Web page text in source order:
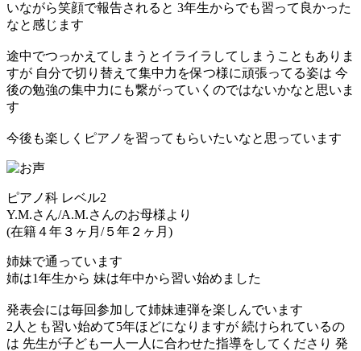
いながら笑顔で報告されると 3年生からでも習って良かった
なと感じます
途中でつっかえてしまうとイライラしてしまうこともありま
すが 自分で切り替えて集中力を保つ様に頑張ってる姿は 今
後の勉強の集中力にも繋がっていくのではないかなと思いま
す
今後も楽しくピアノを習ってもらいたいなと思っています
ピアノ科 レベル2
Y.M.さん/A.M.さんのお母様より
(在籍４年３ヶ月/５年２ヶ月)
姉妹で通っています
姉は1年生から 妹は年中から習い始めました
発表会には毎回参加して姉妹連弾を楽しんでいます
2人とも習い始めて5年ほどになりますが 続けられているの
は 先生が子ども一人一人に合わせた指導をしてくださり 発